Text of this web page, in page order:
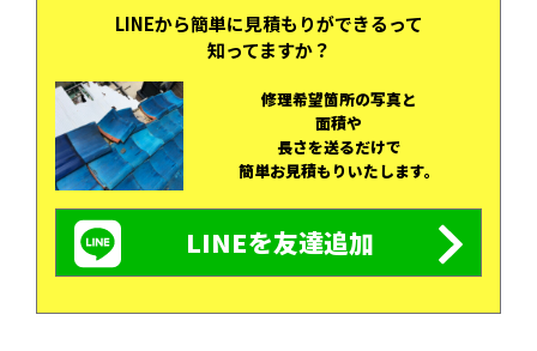
LINEから簡単に見積もりができるって
知ってますか？
修理希望箇所の写真と
面積や
長さを送るだけで
簡単お見積もりいたします。
LINEを友達追加